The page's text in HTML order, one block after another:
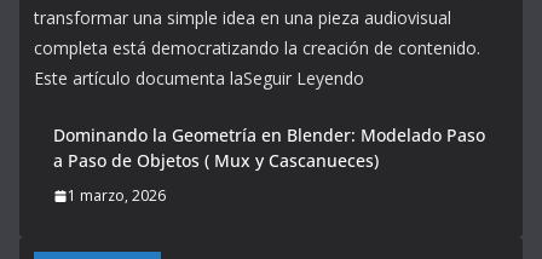
transformar una simple idea en una pieza audiovisual
completa está democratizando la creación de contenido.
Este artículo documenta laSeguir Leyendo
Dominando la Geometría en Blender: Modelado Paso
a Paso de Objetos ( Mux y Cascanueces)
1 marzo, 2026